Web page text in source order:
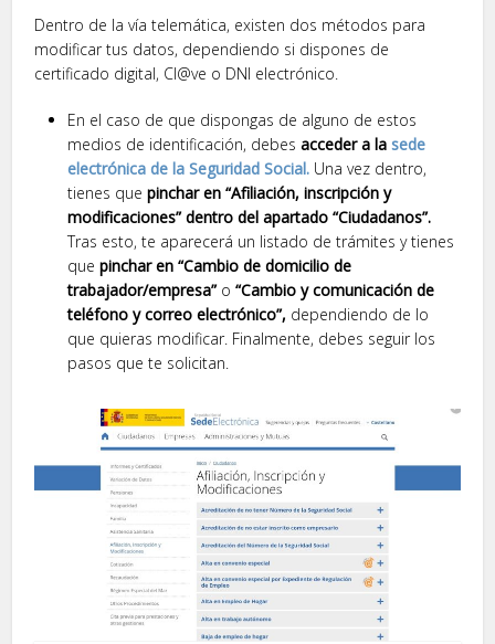
Dentro de la vía telemática, existen dos métodos para
modificar tus datos, dependiendo si dispones de
certificado digital, Cl@ve o DNI electrónico.
En el caso de que dispongas de alguno de estos
medios de identificación, debesacceder a lasede
electrónica de la Seguridad Social. Una vez dentro,
tienes quepinchar en “Afiliación, inscripción y
modificaciones” dentro del apartado “Ciudadanos”.
Tras esto, te aparecerá un listado de trámites y tienes
que pinchar en “Cambio de domicilio de
trabajador/empresa” o “Cambio y comunicación de
teléfono y correo electrónico”, dependiendo de lo
que quieras modificar. Finalmente, debes seguir los
pasos que te solicitan.